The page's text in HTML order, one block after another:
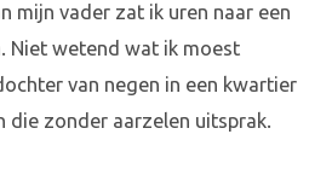
mijn vader zat ik uren naar een
Niet wetend wat ik moest
van negen in een kwartier
die zonder aarzelen uitsprak.